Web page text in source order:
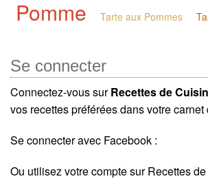
Pomme Tarte aux Pommes
Se connecter
Connectez-vous surRecettes de
vos recettes préférées dans votre carnet
Se connecter avec Facebook :
Ou utilisez votre compte sur Recettes